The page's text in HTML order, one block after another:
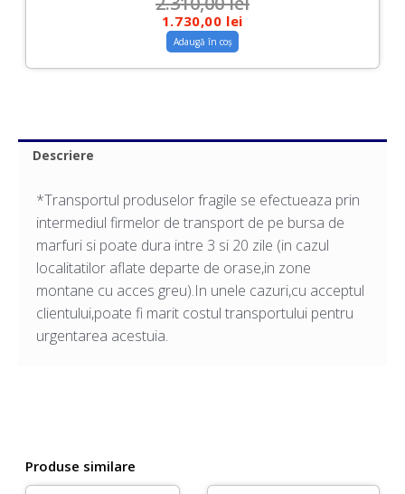
1.730,00 lei
Adaugă în coș
Descriere
*Transportul produselor fragile se efectueaza prin
intermediul firmelor de transport de pe bursa de
marfuri si poate dura intre 3 si 20 zile (in cazul
localitatilor aflate departe de orase,in zone
montane cu acces greu).In unele cazuri,cu acceptul
clientului,poate fi marit costul transportului pentru
urgentarea acestuia.
Produse similare